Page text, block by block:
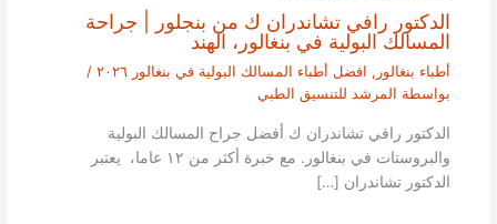
الدكتور رافي تشاندران ك من بنجلور | جراحة
المسالك البولية في بنغالور، الهند
أطباء بنغالور , افضل أطباء المسالك البولية في بنغالور ٢٠٢٦
/
بواسطة المرشد للتنسيق الطبي
الدكتور رافي تشاندران ك أفضل جراح المسالك البولية
والبروستات في بنغالور. مع خبرة أكثر من ١٢ عاما، يعتبر
الدكتور تشاندران […]